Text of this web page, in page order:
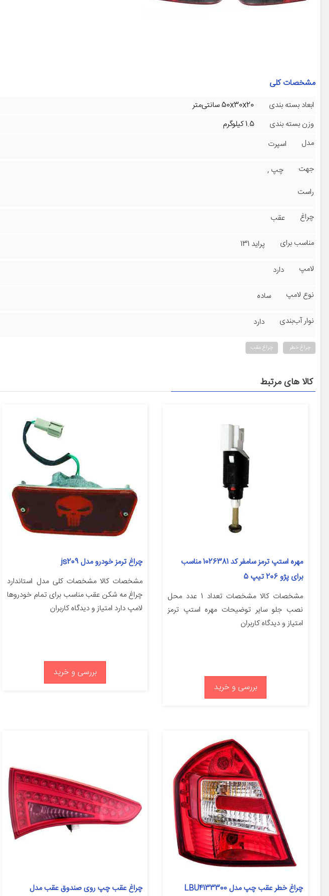
مشخصات کلی
ابعاد بسته بندی
50x30x20 سانتی‌متر
وزن بسته بندی
1.5 کیلوگرم
مدل
اسپرت
جهت
چپ ,
راست
چراغ
عقب
مناسب برای
پراید 131
لامپ
دارد
نوع لامپ
ساده
نوار آب‌بندی
دارد
چراغ خطر چراغ عقب
کالا های مرتبط
مهره استپ ترمز سامفر کد 1026381 مناسب
برای پژو 206 تیپ 5
مشخصات کالا مشخصات تعداد 1 عدد محل
نصب جلو سایر توضیحات مهره استپ ترمز
امتیاز و دیدگاه کاربران
بررسی و خرید
چراغ ترمز خودرو مدل js209
مشخصات کالا مشخصات کلی مدل استاندارد
چراغ مه شکن عقب مناسب برای تمام خودروها
لامپ دارد امتیاز و دیدگاه کاربران
بررسی و خرید
چراغ خطر عقب چپ مدل LBU4133300
چراغ عقب چپ روی صندوق عقب مدل